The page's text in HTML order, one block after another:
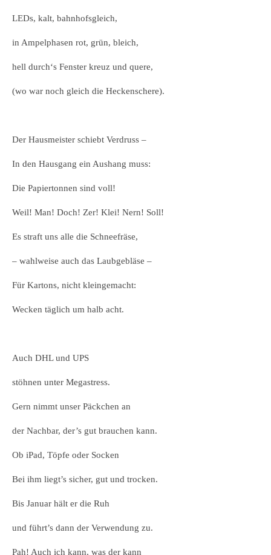
LEDs, kalt, bahnhofsgleich,
in Ampelphasen rot, grün, bleich,
hell durch‘s Fenster kreuz und quere,
(wo war noch gleich die Heckenschere).
Der Hausmeister schiebt Verdruss –
In den Hausgang ein Aushang muss:
Die Papiertonnen sind voll!
Weil! Man! Doch! Zer! Klei! Nern! Soll!
Es straft uns alle die Schneefräse,
– wahlweise auch das Laubgebläse –
Für Kartons, nicht kleingemacht:
Wecken täglich um halb acht.
Auch DHL und UPS
stöhnen unter Megastress.
Gern nimmt unser Päckchen an
der Nachbar, der’s gut brauchen kann.
Ob iPad, Töpfe oder Socken
Bei ihm liegt’s sicher, gut und trocken.
Bis Januar hält er die Ruh
und führt’s dann der Verwendung zu.
Pah! Auch ich kann, was der kann